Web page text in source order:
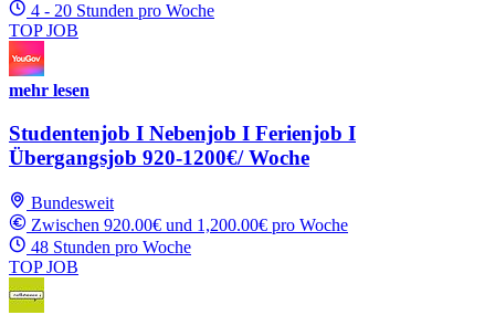
4 - 20 Stunden pro Woche
TOP JOB
mehr lesen
Studentenjob I Nebenjob I Ferienjob I
Übergangsjob 920-1200€/ Woche
Bundesweit
Zwischen 920.00€ und 1,200.00€ pro Woche
48 Stunden pro Woche
TOP JOB